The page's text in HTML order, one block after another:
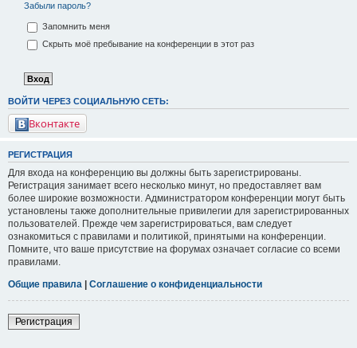
Забыли пароль?
Запомнить меня
Скрыть моё пребывание на конференции в этот раз
ВОЙТИ ЧЕРЕЗ СОЦИАЛЬНУЮ СЕТЬ:
Вконтакте
РЕГИСТРАЦИЯ
Для входа на конференцию вы должны быть зарегистрированы.
Регистрация занимает всего несколько минут, но предоставляет вам
более широкие возможности. Администратором конференции могут быть
установлены также дополнительные привилегии для зарегистрированных
пользователей. Прежде чем зарегистрироваться, вам следует
ознакомиться с правилами и политикой, принятыми на конференции.
Помните, что ваше присутствие на форумах означает согласие со всеми
правилами.
Общие правила
Соглашение о конфиденциальности
Регистрация